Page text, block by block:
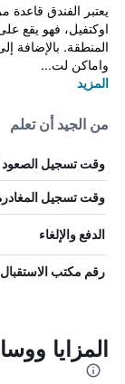
يعتبر الفندق قاعدة
اوكتفيل، فهو يقع
المنطقة. بالإضافة
واماكن لت...
المزيد
من الجيد أن تعلم
وقت تسجيل الصعود
وقت تسجيل
الدفع والإلغاء
رقم مكتب الاستقبال
المزايا